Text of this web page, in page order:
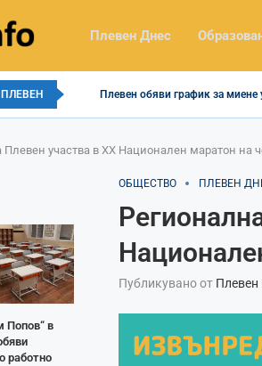
Плевен Днес
Плевен обяви график за миене
участва в XX Национален маратон на
ОБЩЕСТВО ПЛЕВЕН
Публикувано от
Попов“ в
работно